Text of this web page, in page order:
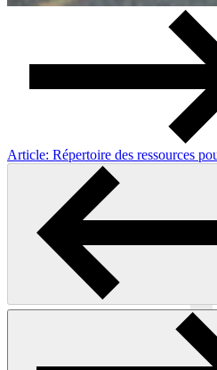
Article: Répertoire des ressources
Previous